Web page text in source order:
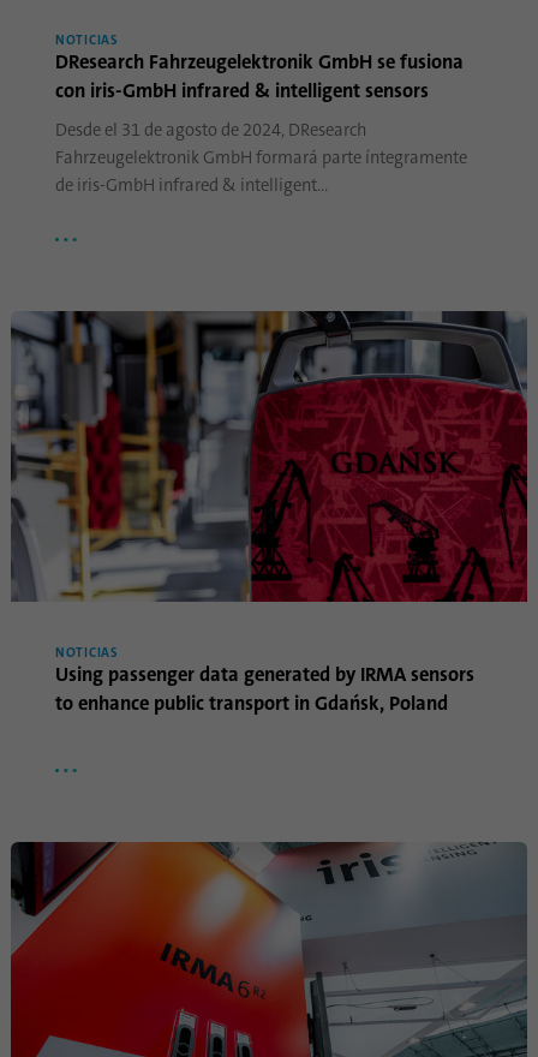
NOTICIAS
DResearch Fahrzeugelektronik GmbH se fusiona
con iris-GmbH infrared & intelligent sensors
Desde el 31 de agosto de 2024, DResearch
Fahrzeugelektronik GmbH formará parte íntegramente
de iris-GmbH infrared & intelligent…
NOTICIAS
Using passenger data generated by IRMA sensors
to enhance public transport in Gdańsk, Poland
Nombre
Proveedor linkedin.com
Duración 30 días
Propósito
Esta cookie se configura para el proceso de
Nombre ln_or
Proveedor .linkedin.com
Duración 1 día
Propósito
Se utiliza para determinar si el análisis de
Oribi se puede realizar en un dominio
específico.